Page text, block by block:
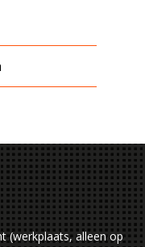
(werkplaats, alleen op